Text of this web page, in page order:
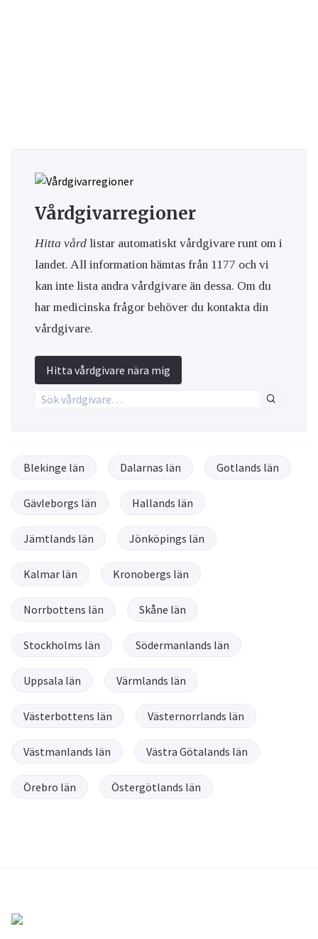
Vårdgivarregioner
Hitta vård listar automatiskt vårdgivare runt om i
landet. All information hämtas från 1177 och vi
kan inte lista andra vårdgivare än dessa. Om du
har medicinska frågor behöver du kontakta din
vårdgivare.
Hitta vårdgivare nära mig
Blekinge län Dalarnas län Gotlands län
Gävleborgs län Hallands län
Jämtlands län Jönköpings län
Kalmar län Kronobergs län
Norrbottens län Skåne län
Stockholms län Södermanlands län
Uppsala län Värmlands län
Västerbottens län Västernorrlands län
Västmanlands län Västra Götalands län
Örebro län Östergötlands län